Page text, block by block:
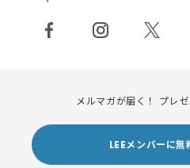
メルマガが届く！ プレ
LEEメンバーに無